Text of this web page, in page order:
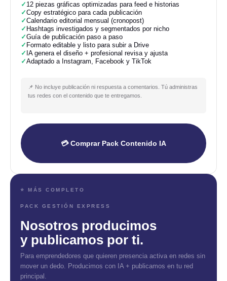
✓ 12 piezas gráficas optimizadas para feed e historias
✓Copy estratégico para cada publicación
✓Calendario editorial mensual (cronopost)
✓ Hashtags investigados y segmentados por nicho
✓Guía de publicación paso a paso
✓ Formato editable y listo para subir a Drive
✓ IA genera el diseño + profesional revisa y ajusta
✓Adaptado a Instagram, Facebook y TikTok
📌 No incluye publicación ni respuesta a comentarios. Tú administras
tus redes con el contenido que te entregamos.
💳 Comprar Pack Contenido IA
⭐ MÁS COMPLETO
PACK GESTIÓN EXPRESS
Nosotros producimos
y publicamos por ti.
Para emprendedores que quieren presencia activa en redes sin
mover un dedo. Producimos con IA + publicamos en tu red
principal.